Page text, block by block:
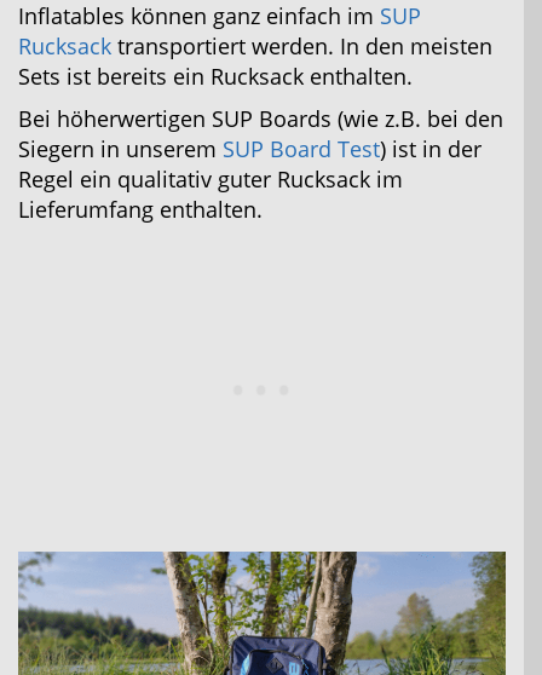
Inflatables können ganz einfach im SUP
Rucksack transportiert werden. In den meisten
Sets ist bereits ein Rucksack enthalten.
Bei höherwertigen SUP Boards (wie z.B. bei den
Siegern in unserem SUP Board Test) ist in der
Regel ein qualitativ guter Rucksack im
Lieferumfang enthalten.